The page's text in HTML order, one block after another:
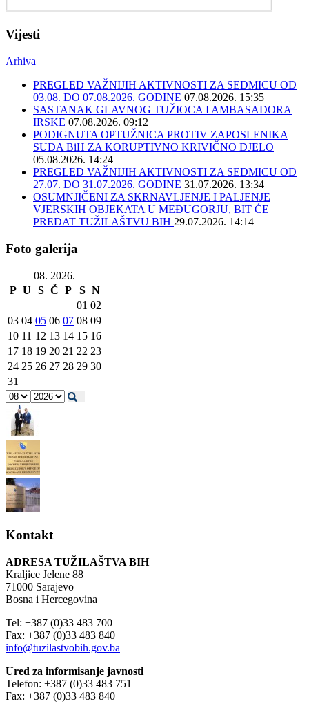
Vijesti
Arhiva
PREGLED VAŽNIJIH AKTIVNOSTI ZA SEDMICU OD
03.08. DO 07.08.2026. GODINE 07.08.2026. 15:35
SASTANAK GLAVNOG TUŽIOCA I AMBASADORA
IRSKE 07.08.2026. 09:12
PODIGNUTA OPTUŽNICA PROTIV ZAPOSLENIKA
SUDA BiH ZA KORUPTIVNO KRIVIČNO DJELO
05.08.2026. 14:24
PREGLED VAŽNIJIH AKTIVNOSTI ZA SEDMICU OD
27.07. DO 31.07.2026. GODINE 31.07.2026. 13:34
OSUMNJIČENI ZA SKRNAVLJENJE I PALJENJE
VJERSKIH OBJEKATA U MEĐUGORJU, BIT ĆE
PREDAT TUŽILAŠTVU BIH 29.07.2026. 14:14
Foto galerija
08. 2026.
P U S Č P S N
01 02
03 04 05 06 07 08 09
10 11 12 13 14 15 16
17 18 19 20 21 22 23
24 25 26 27 28 29 30
31
Kontakt
ADRESA TUŽILAŠTVA BIH
Kraljice Jelene 88
71000 Sarajevo
Bosna i Hercegovina
Tel: +387 (0)33 483 700
Fax: +387 (0)33 483 840
info@tuzilastvobih.gov.ba
Ured za informisanje javnosti
Telefon: +387 (0)33 483 751
Fax: +387 (0)33 483 840